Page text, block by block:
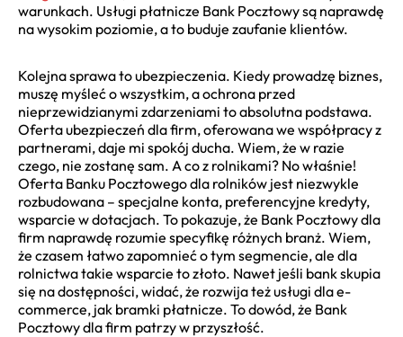
warunkach. Usługi płatnicze Bank Pocztowy są naprawdę
na wysokim poziomie, a to buduje zaufanie klientów.
Kolejna sprawa to ubezpieczenia. Kiedy prowadzę biznes,
muszę myśleć o wszystkim, a ochrona przed
nieprzewidzianymi zdarzeniami to absolutna podstawa.
Oferta ubezpieczeń dla firm, oferowana we współpracy z
partnerami, daje mi spokój ducha. Wiem, że w razie
czego, nie zostanę sam. A co z rolnikami? No właśnie!
Oferta Banku Pocztowego dla rolników jest niezwykle
rozbudowana – specjalne konta, preferencyjne kredyty,
wsparcie w dotacjach. To pokazuje, że Bank Pocztowy dla
firm naprawdę rozumie specyfikę różnych branż. Wiem,
że czasem łatwo zapomnieć o tym segmencie, ale dla
rolnictwa takie wsparcie to złoto. Nawet jeśli bank skupia
się na dostępności, widać, że rozwija też usługi dla e-
commerce, jak bramki płatnicze. To dowód, że Bank
Pocztowy dla firm patrzy w przyszłość.